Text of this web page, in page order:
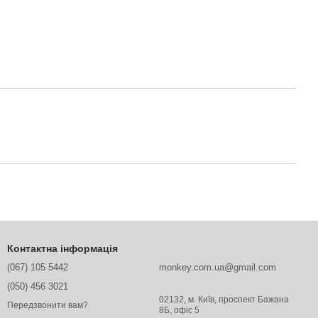
Контактна інформація
(067) 105 5442
(050) 456 3021
Передзвонити вам?
monkey.com.ua@gmail.com
02132, м. Київ, проспект Бажана
8Б, офіс 5